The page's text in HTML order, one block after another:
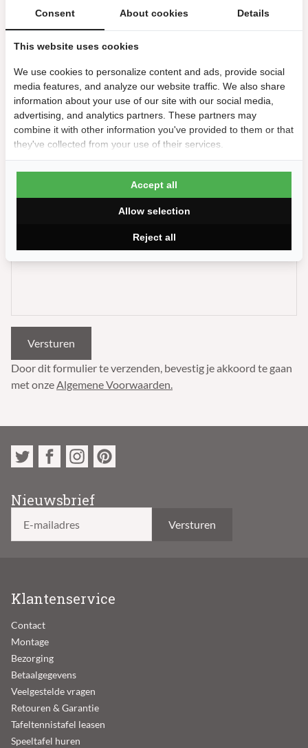
Dit veld is bedoeld voor validatiedoeleinden en moet niet
E-mailadres*
Telefoon
Bericht*
Door dit formulier te verzenden, bevestig je akkoord te gaan
met onzeAlgemene Voorwaarden.
Nieuwsbrief
E-mailadres
Klantenservice
Contact
Montage
Bezorging
Betaalgegevens
Veelgestelde vragen
Retouren & Garantie
Tafeltennistafel leasen
Speeltafel huren
Consent About cookies Details
This website uses cookies
We use cookies to personalize content and ads, provide social
media features, and analyze our website traffic. We also share
information about your use of our site with our social media,
advertising, and analytics partners. These partners may
combine it with other information you've provided to them or that
they've collected from your use of their services.
Reject all
Allow selection
Accept all